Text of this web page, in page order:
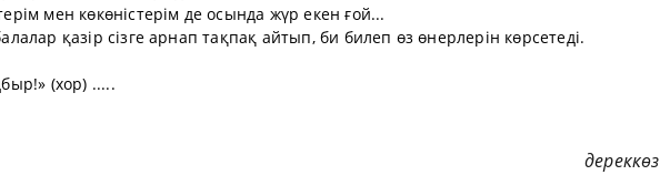
мен көкөністерім де осында жүр екен ғой...
қазір сізге арнап тақпақ айтып, би билеп өз өнерлерін көрсетеді.
(хор) .....
дереккөз